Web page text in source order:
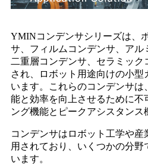
YMINコンデンサシリーズは、
サ、フィルムコンデンサ、アル
二重層コンデンサ、セラミッ
され、ロボット用途向けの小型
います。これらのコンデンサは
能と効率を向上させるために不
ング機能とピークアシスタンス
コンデンサはロボット工学や
用されており、いくつかの分野
います。